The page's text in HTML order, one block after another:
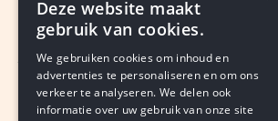
NIEUWS
Binnenrijden woning:
verdachte
BJORN THIMISTER
Deze website maakt
gebruik van cookies.
We gebruiken cookies om inhoud en
advertenties te personaliseren en om ons
verkeer te analyseren. We delen ook
informatie over uw gebruik van onze site